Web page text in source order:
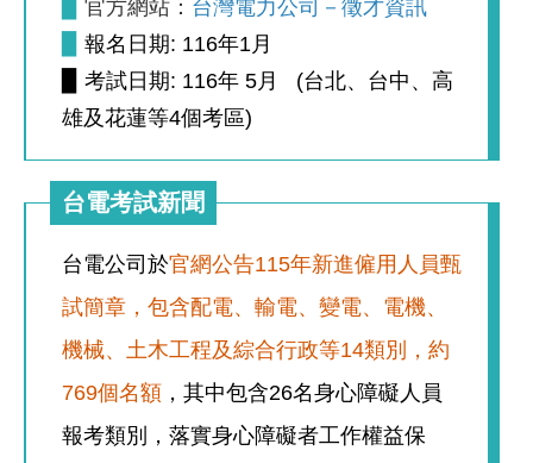
官方網站： 台灣電力公司－徵才資訊
報名日期: 116年1月
▉ 考試日期: 116年 5月 (台北、台中、高
雄及花蓮等4個考區)
台電考試新聞
台電公司於官網公告115年新進僱用人員甄
試簡章，包含配電、輸電、變電、電機、
機械、土木工程及綜合行政等14類別，約
769個名額，其中包含26名身心障礙人員
報考類別，落實身心障礙者工作權益保